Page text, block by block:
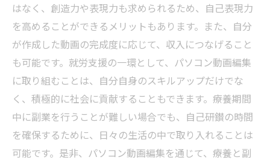
はなく、創造力や表現力も求められるため、自己表現力
を高めることができるメリットもあります。また、自分
が作成した動画の完成度に応じて、収入につなげること
も可能です。就労支援の一環として、パソコン動画編集
に取り組むことは、自分自身のスキルアップだけでな
く、積極的に社会に貢献することもできます。療養期間
中に副業を行うことが難しい場合でも、自己研鑚の時間
を確保するために、日々の生活の中で取り入れることは
可能です。是非、パソコン動画編集を通じて、療養と副